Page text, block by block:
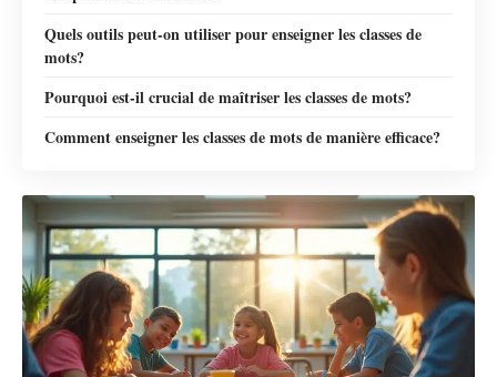
Quels outils peut-on utiliser pour enseigner les classes de
mots?
Pourquoi est-il crucial de maîtriser les classes de mots?
Comment enseigner les classes de mots de manière efficace?